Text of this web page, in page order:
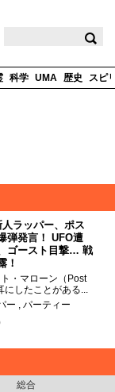
科学 UMA 歴史 スピ
ラッパー、ポス
弾発言！ UFO遭
ゴースト目撃… 戦
！
・マローン（Post
にしたことがある...
ー
パーティー
総合